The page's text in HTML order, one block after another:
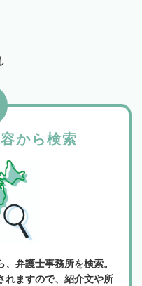
から検索
弁護士事務所を検索。
れますので、紹介文や所